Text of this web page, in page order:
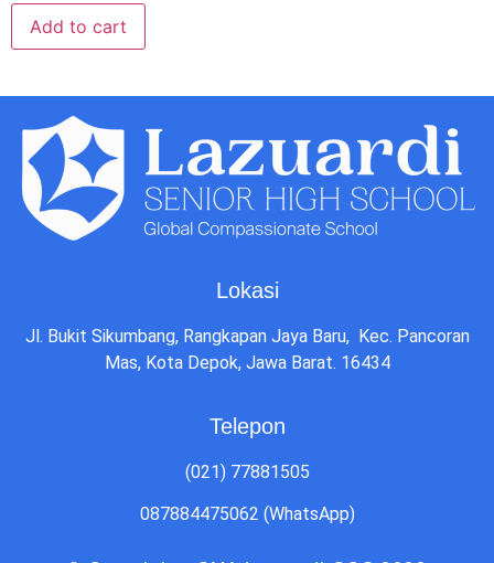
Add to cart
Lokasi
Jl. Bukit Sikumbang, Rangkapan Jaya Baru, Kec. Pancoran
Mas, Kota Depok, Jawa Barat. 16434
Telepon
(021) 77881505
087884475062 (WhatsApp)